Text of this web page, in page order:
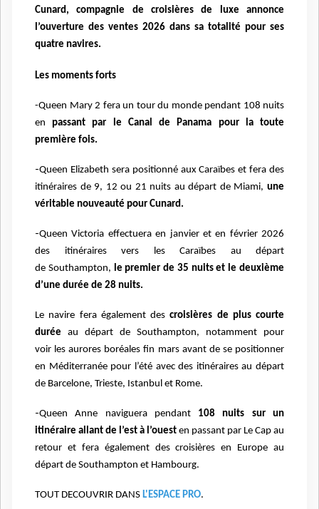
Cunard, compagnie de croisières de luxe annonce
l’ouverture des ventes 2026 dans sa totalité pour ses
quatre navires.
Les moments forts
-Queen Mary 2 fera un tour du monde pendant 108 nuits
enpassant par le Canal de Panama pour latoute
première fois.
-Queen Elizabeth sera positionné aux Caraïbes et fera des
itinéraires de 9, 12 ou 21 nuits au départ de Miami, une
véritable nouveauté pour Cunard.
-Queen Victoria effectuera en janvier et en février 2026
des itinéraires vers les Caraïbes au départ
de Southampton, le premier de 35 nuits et le deuxième
d’une durée de 28 nuits.
Le navire fera également des croisières de plus courte
durée au départ de Southampton, notamment pour
voir les aurores boréales fin mars avant de se positionner
en Méditerranée pour l’été avec des itinéraires au départ
de Barcelone, Trieste, Istanbul et Rome.
-Queen Anne naviguera pendant108 nuits sur un
itinéraire allant de l’est à l’ouest en passant par Le Cap au
retour et fera également des croisières en Europe au
départ de Southampton et Hambourg.
TOUT DECOUVRIR DANS L'ESPACE PRO.